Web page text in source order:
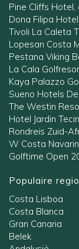
Pine Cliffs
Dona Filipa Hotel
Tivoli La Caleta
Lopesan Costa
Pestana Viking
La Cala
Kaya Palazzo
Sueno Hotels
The Westin
Hotel Jardin
Rondreis Zuid-
W Costa
Golftime Open
Populaire
Costa Lisboa
Costa Blanca
Gran Canaria
Belek